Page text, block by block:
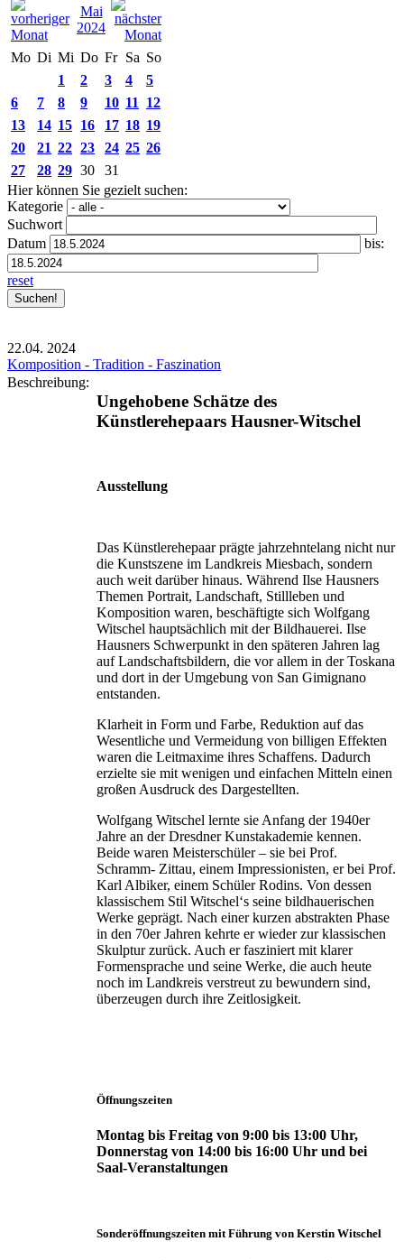
Mai
2024
Mo Di Mi Do Fr Sa So
1
2 3 4
5
6
7 8 9 10 11
12
13
14 15 16 17 18 19
20
21 22 23 24 25 26
27
28 29 30
31
Hier können Sie gezielt suchen:
Kategorie
Suchwort
Datum
bis:
reset
22.04. 2024
Komposition - Tradition - Faszination
Beschreibung:
Ungehobene Schätze des
Künstlerehepaars Hausner-Witschel
Ausstellung
Das Künstlerehepaar prägte jahrzehntelang nicht nur
die Kunstszene im Landkreis Miesbach, sondern
auch weit darüber hinaus. Während Ilse Hausners
Themen Portrait, Landschaft, Stillleben und
Komposition waren, beschäftigte sich Wolfgang
Witschel hauptsächlich mit der Bildhauerei. Ilse
Hausners Schwerpunkt in den späteren Jahren lag
auf Landschaftsbildern, die vor allem in der Toskana
und dort in der Umgebung von San Gimignano
entstanden.
Klarheit in Form und Farbe, Reduktion auf das
Wesentliche und Vermeidung von billigen Effekten
waren die Leitmaxime ihres Schaffens. Dadurch
erzielte sie mit wenigen und einfachen Mitteln einen
großen Ausdruck des Dargestellten.
Wolfgang Witschel lernte sie Anfang der 1940er
Jahre an der Dresdner Kunstakademie kennen.
Beide waren Meisterschüler – sie bei Prof.
Schramm- Zittau, einem Impressionisten, er bei Prof.
Karl Albiker, einem Schüler Rodins. Von dessen
klassischem Stil Witschel‘s seine bildhauerischen
Werke geprägt. Nach einer kurzen abstrakten Phase
in den 70er Jahren kehrte er wieder zur klassischen
Skulptur zurück. Auch er fasziniert mit klarer
Formensprache und seine Werke, die auch heute
noch im Landkreis verstreut zu bewundern sind,
überzeugen durch ihre Zeitlosigkeit.
Öffnungszeiten
Montag bis Freitag von 9:00 bis 13:00 Uhr,
Donnerstag von 14:00 bis 16:00 Uhr und bei
Saal-Veranstaltungen
Sonderöffnungszeiten mit Führung von Kerstin Witschel